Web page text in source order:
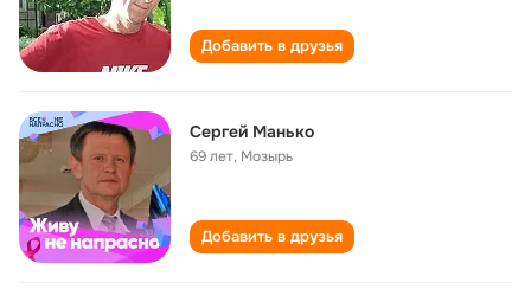
Добавить в друзья
Сергей Манько
69 лет, Мозырь
Добавить в друзья